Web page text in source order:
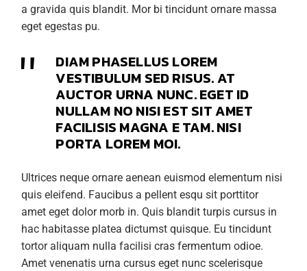
a gravida quis blandit. Mor bi tincidunt ornare massa
eget egestas pu.
DIAM PHASELLUS LOREM
VESTIBULUM SED RISUS. AT
AUCTOR URNA NUNC. EGET ID
NULLAM NO NISI EST SIT AMET
FACILISIS MAGNA E TAM. NISI
PORTA LOREM MOI.
Ultrices neque ornare aenean euismod elementum nisi
quis eleifend. Faucibus a pellent esqu sit porttitor
amet eget dolor morb in. Quis blandit turpis cursus in
hac habitasse platea dictumst quisque. Eu tincidunt
tortor aliquam nulla facilisi cras fermentum odioe.
Amet venenatis urna cursus eget nunc scelerisque